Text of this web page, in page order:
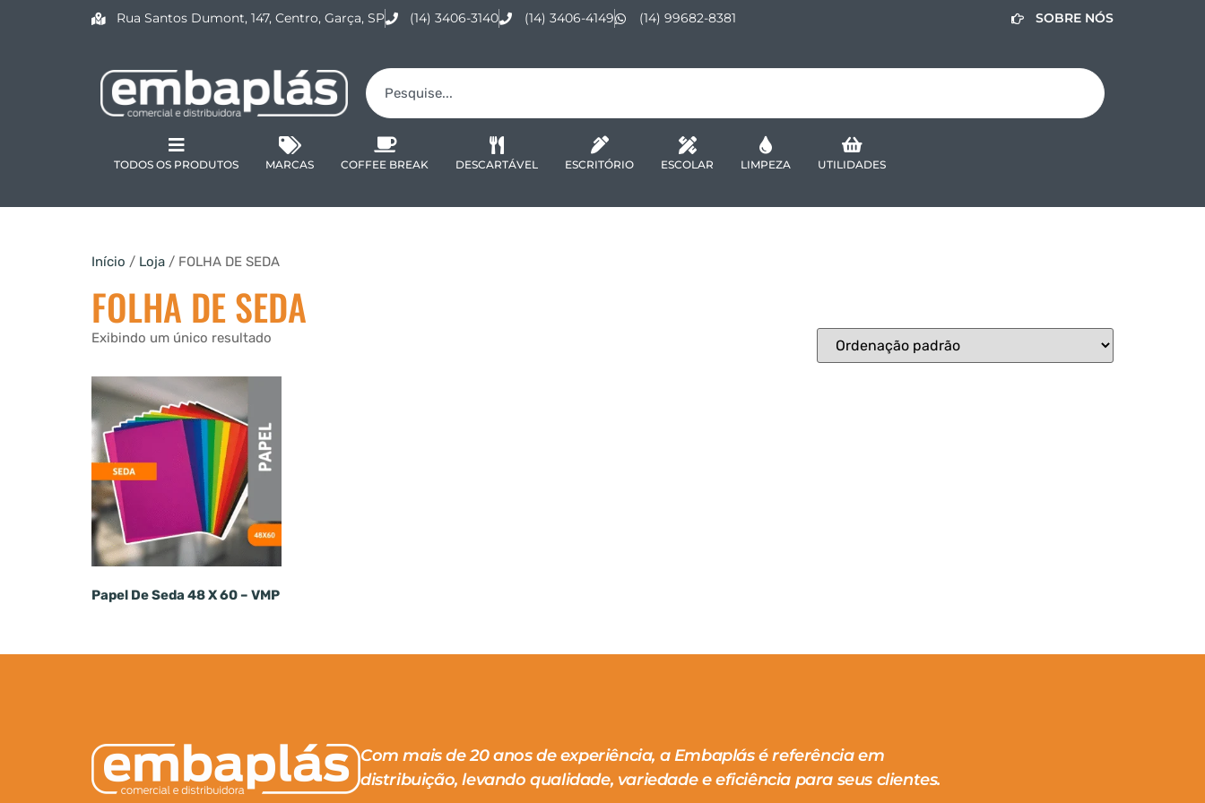
Rua Santos Dumont, 147, Centro, Garça, SP (14) 3406-3140 (14) 3406-4149 (14) 99682-8381 SOBRE NÓS
TODOS OS PRODUTOS MARCAS COFFEE BREAK DESCARTÁVEL ESCRITÓRIO ESCOLAR LIMPEZA UTILIDADES
Início / Loja / FOLHA DE SEDA
FOLHA DE SEDA
Exibindo um único resultado
Papel De Seda 48 X 60 – VMP
Com mais de 20 anos de experiência, a Embaplás é referência em
distribuição, levando qualidade, variedade e eficiência para seus clientes.